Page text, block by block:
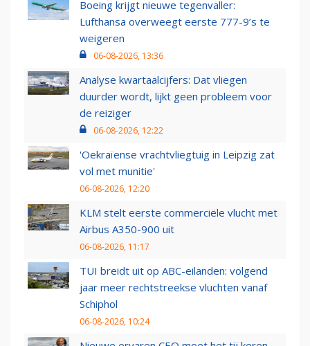
Boeing krijgt nieuwe tegenvaller:
Lufthansa overweegt eerste 777-9’s te
weigeren
06-08-2026, 13:36
Analyse kwartaalcijfers: Dat vliegen
duurder wordt, lijkt geen probleem voor
de reiziger
06-08-2026, 12:22
'Oekraïense vrachtvliegtuig in Leipzig zat
vol met munitie'
06-08-2026, 12:20
KLM stelt eerste commerciële vlucht met
Airbus A350-900 uit
06-08-2026, 11:17
TUI breidt uit op ABC-eilanden: volgend
jaar meer rechtstreekse vluchten vanaf
Schiphol
06-08-2026, 10:24